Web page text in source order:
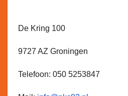
De Kring 100
9727 AZ Groningen
Telefoon: 050 5253847